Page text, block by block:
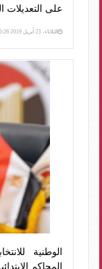
على التعديلات
الثلاثاء، 23 أبريل 2019 06:26 م
الوطنية
المحاكم